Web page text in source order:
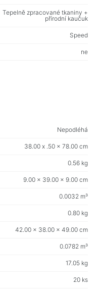
Tepelně zpracované tkaniny +
přírodní kaučuk
Speed
ne
Nepodléhá
38.00 x .50 x 78.00 cm
0.56 kg
9.00 x 39.00 x 9.00 cm
0.0032 m³
0.80 kg
42.00 x 38.00 x 49.00 cm
0.0782 m³
17.05 kg
20 ks